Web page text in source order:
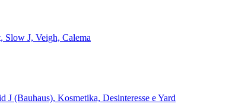
Slow J, Veigh, Calema
(Bauhaus), Kosmetika, Desinteresse e Yard